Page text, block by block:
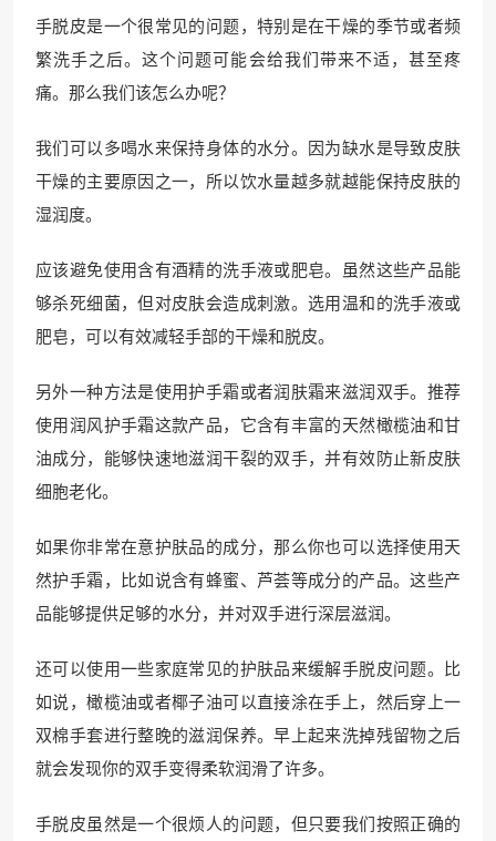
手脱皮是一个很常见的问题，特别是在干燥的季节或者频
繁洗手之后。这个问题可能会给我们带来不适，甚至疼
痛。那么我们该怎么办呢？
我们可以多喝水来保持身体的水分。因为缺水是导致皮肤
干燥的主要原因之一，所以饮水量越多就越能保持皮肤的
湿润度。
应该避免使用含有酒精的洗手液或肥皂。虽然这些产品能
够杀死细菌，但对皮肤会造成刺激。选用温和的洗手液或
肥皂，可以有效减轻手部的干燥和脱皮。
另外一种方法是使用护手霜或者润肤霜来滋润双手。推荐
使用润风护手霜这款产品，它含有丰富的天然橄榄油和甘
油成分，能够快速地滋润干裂的双手，并有效防止新皮肤
细胞老化。
如果你非常在意护肤品的成分，那么你也可以选择使用天
然护手霜，比如说含有蜂蜜、芦荟等成分的产品。这些产
品能够提供足够的水分，并对双手进行深层滋润。
还可以使用一些家庭常见的护肤品来缓解手脱皮问题。比
如说，橄榄油或者椰子油可以直接涂在手上，然后穿上一
双棉手套进行整晚的滋润保养。早上起来洗掉残留物之后
就会发现你的双手变得柔软润滑了许多。
手脱皮虽然是一个很烦人的问题，但只要我们按照正确的